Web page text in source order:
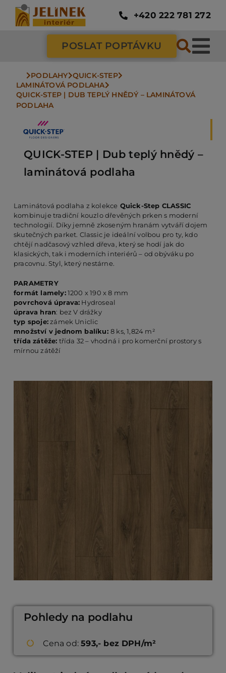
Přeskočit
obsah
+420 222 781 272
POSLAT POPTÁVKU
PODLAHY QUICK-STEP
LAMINÁTOVÁ PODLAHA
QUICK-STEP | DUB TEPLÝ HNĚDÝ – LAMINÁTOVÁ
PODLAHA
QUICK-STEP | Dub teplý hnědý –
laminátová podlaha
Laminátová podlaha z kolekce Quick-Step CLASSIC
kombinuje tradiční kouzlo dřevěných prken s moderní
technologií. Díky jemně zkoseným hranám vytváří dojem
skutečných parket. Classic je ideální volbou pro ty, kdo
chtějí nadčasový vzhled dřeva, který se hodí jak do
klasických, tak i moderních interiérů – od obýváku po
pracovnu. Styl, který nestárne.
PARAMETRY
formát lamely:1200 x 190 x 8 mm
povrchová úprava: Hydroseal
úprava hran: bez V drážky
typ spoje:zámek Uniclic
množství v jednom balíku:8 ks, 1,824 m²
třída zátěže: třída 32 – vhodná i pro komerční prostory s
mírnou zátěží
Pohledy na podlahu
Cena od:593,- bez DPH/m²